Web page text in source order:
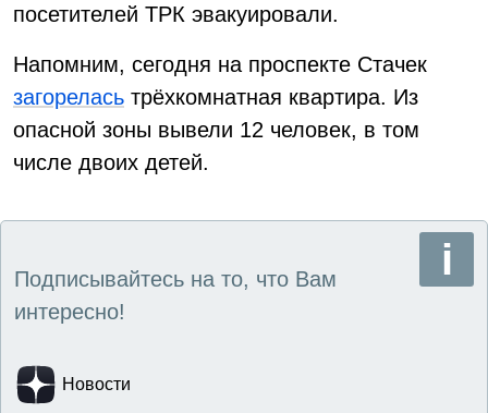
посетителей ТРК эвакуировали.
Напомним, сегодня на проспекте Стачек
загорелась трёхкомнатная квартира. Из
опасной зоны вывели 12 человек, в том
числе двоих детей.
Подписывайтесь на то, что Вам
интересно!
Новости